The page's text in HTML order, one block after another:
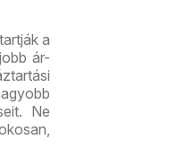
a
ár-
Ne